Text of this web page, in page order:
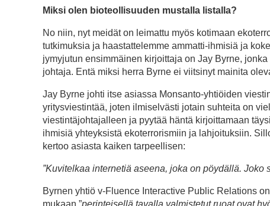
Miksi olen bioteollisuuden mustalla listalla?
No niin, nyt meidät on leimattu myös kotimaan
tutkimuksia ja haastattelemme ammatti-ihmisiä ja
jymyjutun ensimmäinen kirjoittaja on Jay Byrne,
johtaja. Entä miksi herra Byrne ei viitsinyt mainita
Jay Byrne johti itse asiassa Monsanto-yhtiöiden
yritysviestintää, joten ilmiselvästi jotain suhteita on
viestintäjohtajalleen ja pyytää häntä kirjoittamaan
ihmisiä yhteyksistä ekoterrorismiin ja lahjoituksiin.
kertoo asiasta kaiken tarpeellisen:
”Kuvitelkaa internetiä aseena, joka on pöydällä.
Byrnen yhtiö v-Fluence Interactive Public Relations
mukaan ”perinteisellä tavalla valmistetut ruoat ovat